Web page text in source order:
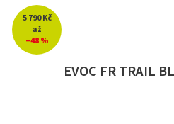
5 790 Kč
až
–48 %
EVOC FR TRAIL